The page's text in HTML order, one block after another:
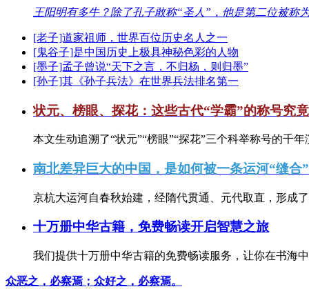
王阳明有多牛？除了孔子敢称“圣人”，他是第二位被称
[老子]道家祖师，世界百位历史名人之一
[鬼谷子]是中国历史上极具神秘色彩的人物
[墨子]孟子曾说“天下之言，不归杨，则归墨”
[孙子]其《孙子兵法》在世界兵法排名第一
状元、榜眼、探花：这些古代“学霸”的称号究
本文生动追溯了“状元”“榜眼”“探花”三个科举称号的千
南北差异巨大的中国，是如何被一条运河“缝合
京杭大运河自春秋始建，经隋代贯通、元代取直，形成
十万册中华古籍，免费畅读开启智慧之旅
我们提供十万册中华古籍的免费畅读服务，让你在书海
众恶之，必察焉；众好之，必察焉。